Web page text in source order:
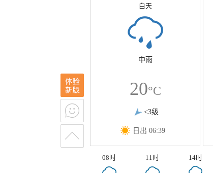
白天
中雨
20°C
<3级
日出 06:39
08时 11时 14时